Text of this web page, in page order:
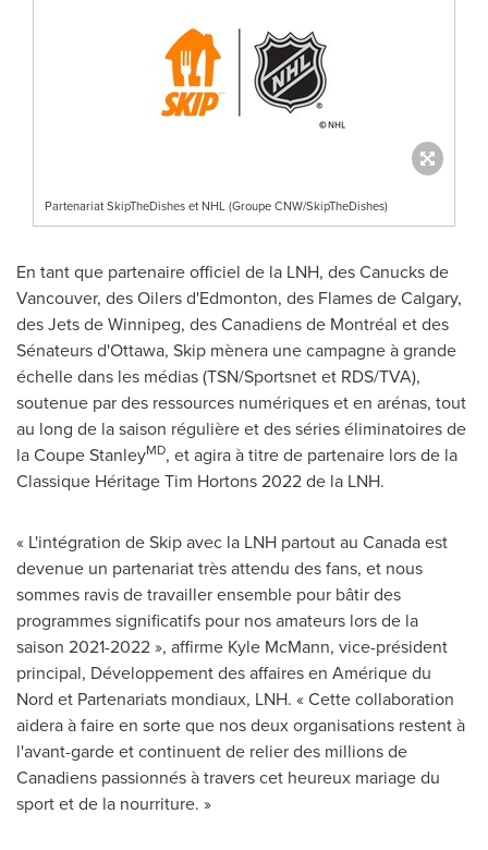
Partenariat SkipTheDishes et NHL (Groupe CNW/SkipTheDishes)
En tant que partenaire officiel de la LNH, des Canucks de
Vancouver, des Oilers d'Edmonton, des Flames de Calgary,
des Jets de Winnipeg, des Canadiens de Montréal et des
Sénateurs d'Ottawa, Skip mènera une campagne à grande
échelle dans les médias (TSN/Sportsnet et RDS/TVA),
soutenue par des ressources numériques et en arénas, tout
au long de la saison régulière et des séries éliminatoires de
la Coupe StanleyMD, et agira à titre de partenaire lors de la
Classique HéritageTim Hortons2022 de la LNH.
« L'intégration de Skip avec la LNH partout au Canada est
devenue un partenariat très attendu des fans, et nous
sommes ravis de travailler ensemble pour bâtir des
programmes significatifs pour nos amateurs lors de la
saison 2021-2022 », affirme Kyle McMann, vice-président
principal, Développement des affaires en Amérique du
Nord et Partenariats mondiaux, LNH. « Cette collaboration
aidera à faire en sorte que nos deux organisations restent à
l'avant-garde et continuent de relier des millions de
Canadiens passionnés à travers cet heureux mariage du
sport et de la nourriture. »